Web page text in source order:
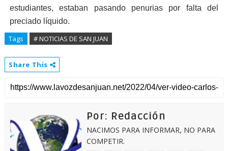
estudiantes, estaban pasando penurias por falta del
preciado líquido.
Tags # NOTICIAS DE SAN JUAN
Share This
Por: Redacción
NACIMOS PARA INFORMAR, NO PARA
COMPETIR.